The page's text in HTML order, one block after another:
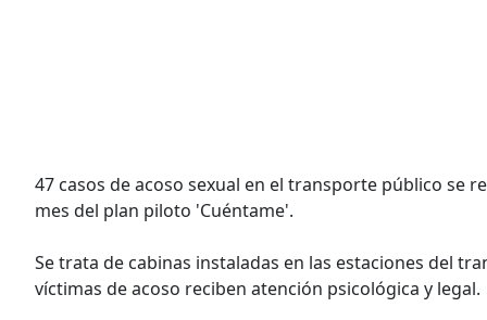
47 casos de acoso sexual en el transporte público se
mes del plan piloto 'Cuéntame'.
Se trata de cabinas instaladas en las estaciones del
víctimas de acoso reciben atención psicológica y legal.